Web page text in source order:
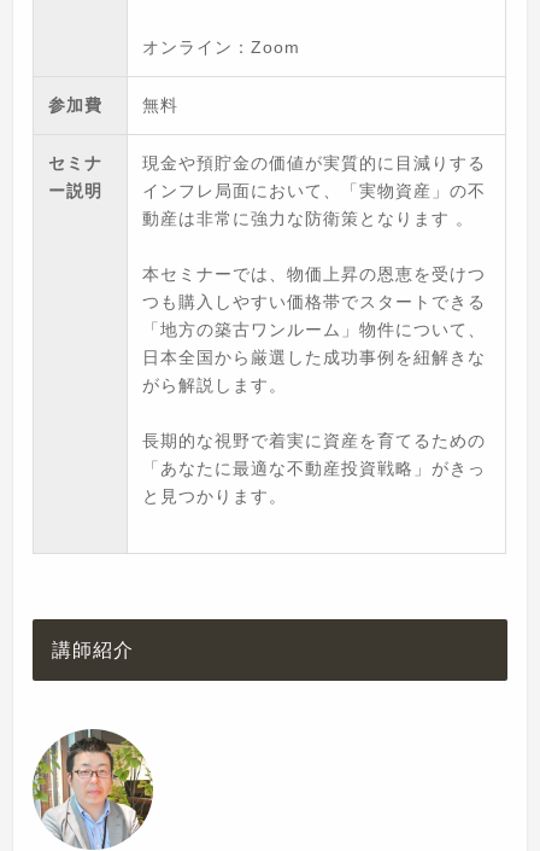
オンライン：Zoom
参加費 無料
セミナ
ー説明
現金や預貯金の価値が実質的に目減りする
インフレ局面において、「実物資産」の不
動産は非常に強力な防衛策となります 。
本セミナーでは、物価上昇の恩恵を受けつ
つも購入しやすい価格帯でスタートできる
「地方の築古ワンルーム」物件について、
日本全国から厳選した成功事例を紐解きな
がら解説します。
長期的な視野で着実に資産を育てるための
「あなたに最適な不動産投資戦略」がきっ
と見つかります。
講師紹介